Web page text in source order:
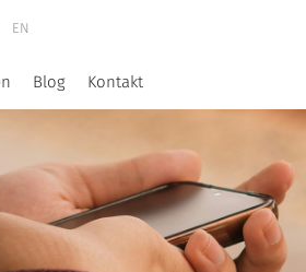
EN
Blog Kontakt